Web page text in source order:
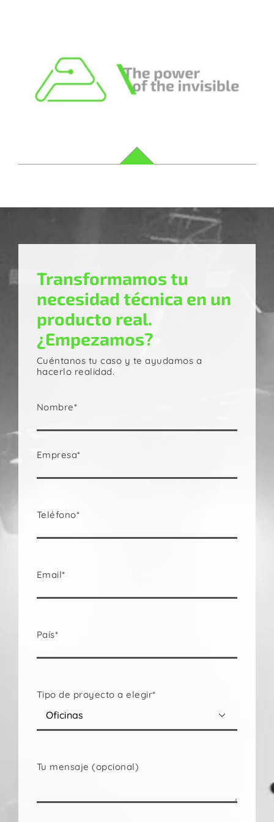
Transformamos tu
necesidad técnica en un
producto real.
¿Empezamos?
Cuéntanos tu caso y te ayudamos a
hacerlo realidad.
Nombre*
Empresa*
Teléfono*
Email*
País*
Tipo de proyecto a elegir*

Tu mensaje (opcional)